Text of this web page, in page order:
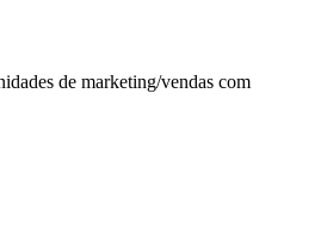
de marketing/vendas com